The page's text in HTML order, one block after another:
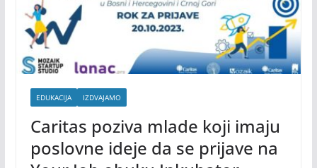
EDUKACIJA IZDVAJAMO
Caritas poziva mlade koji imaju
poslovne ideje da se prijave na